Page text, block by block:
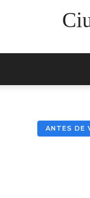
ANTES DE